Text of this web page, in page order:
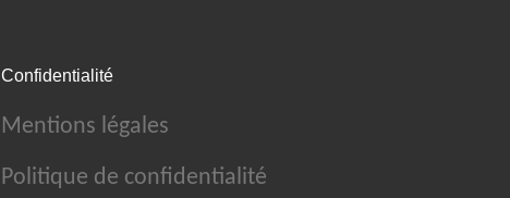
Confidentialité
Mentions légales
Politique de confidentialité